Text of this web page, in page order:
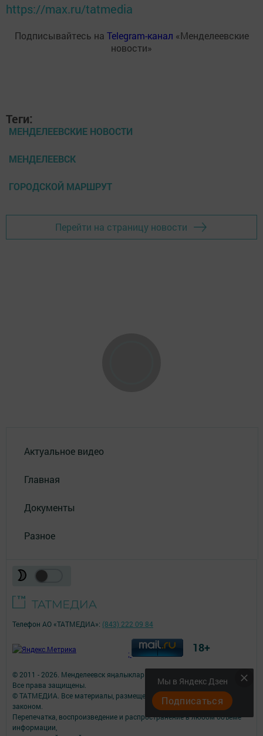
https://max.ru/tatmedia
Подписывайтесь на Telegram-канал «Менделеевские
новости»
Теги:
МЕНДЕЛЕЕВСКИЕ НОВОСТИ
МЕНДЕЛЕЕВСК
ГОРОДСКОЙ МАРШРУТ
Перейти на страницу новости
Актуальное видео
Главная
Документы
Разное
Мы в Яндекс Дзен
Подписаться
© 2011 - 2026. Менделеевск яӊалыклары (Менделеевские новости).
Все права защищены.
© ТАТМЕДИА. Все материалы, размещенные на сайте, защищены
законом.
Перепечатка, воспроизведение и распространение в любом объеме
информации,
Телефон АО «ТАТМЕДИА»: (843) 222 09 84
; 18+